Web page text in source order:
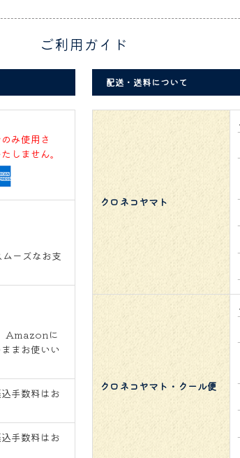
ご利用ガイド
み使用さ
しません。
ーズなお支
Amazonに
まお使いい
手数料はお
手数料はお
配送・送料について
クロネコヤマト
クロネコヤマト・クール便